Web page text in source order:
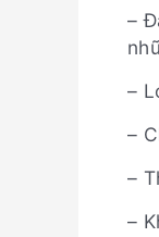
–
–
–
–
–